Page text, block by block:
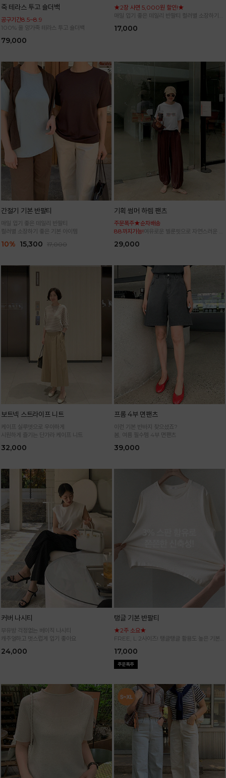
죽 테라스 투고 숄더백
공구기간8.5~8.9
100% 올 양가죽 테라스 투고 숄더백
79,000
★2장 사면 5,000원 할인!★
매일 입기 좋은 데일리 반팔티 컬러별 소장하기
17,000
간절기 기본 반팔티
매일 입기 좋은 데일리 반팔티
컬러별 소장하기 좋은 기본 아이템
10% 15,300 17,000
기획 썸머 하렘 팬츠
주문폭주★순차배송
88까지가능!여유로운 벌룬핏으로 자연스러운 체
29,000
보트넥 스트라이프 니트
케이프 실루엣으로 우아하게
시원하게 즐기는 단가라 케이프 니트
32,000
프롬 4부 면팬츠
이런 기본 반바지 찾으셨죠?
봄, 여름 필수템 4부 면팬츠
39,000
커버 나시티
부유방 걱정없는 베이직 나시티
캐주얼하고 멋스럽게 입기 좋아요
24,000
탱글 기본 반팔티
★2주 소요★
FREE, L 2사이즈! 탱글탱글 활용도 높은 기본
17,000